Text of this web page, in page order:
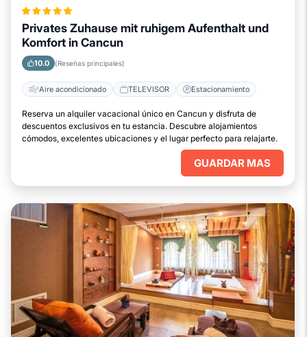
Privates Zuhause mit ruhigem Aufenthalt und
Komfort in Cancun
10.0 (Reseñas principales)
Aire acondicionado TELEVISOR Estacionamiento
Reserva un alquiler vacacional único en Cancun y disfruta de
descuentos exclusivos en tu estancia. Descubre alojamientos
cómodos, excelentes ubicaciones y el lugar perfecto para relajarte.
GUARDAR MAS